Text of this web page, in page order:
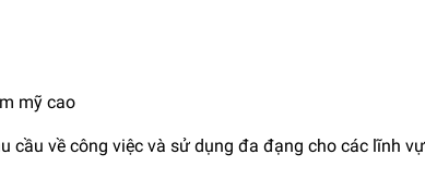
mỹ cao
về công việc và sử dụng đa đạng cho các lĩnh